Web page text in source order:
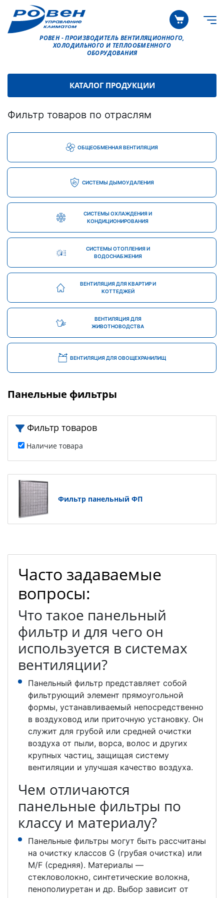
РОВЕН - ПРОИЗВОДИТЕЛЬ ВЕНТИЛЯЦИОННОГО,
ХОЛОДИЛЬНОГО И ТЕПЛООБМЕННОГО
ОБОРУДОВАНИЯ
КАТАЛОГ ПРОДУКЦИИ
Фильтр товаров по отраслям
ОБЩЕОБМЕННАЯ ВЕНТИЛЯЦИЯ
СИСТЕМЫ ДЫМОУДАЛЕНИЯ
СИСТЕМЫ ОХЛАЖДЕНИЯ И
КОНДИЦИОНИРОВАНИЯ
СИСТЕМЫ ОТОПЛЕНИЯ И
ВОДОСНАБЖЕНИЯ
ВЕНТИЛЯЦИЯ ДЛЯ КВАРТИР И
КОТТЕДЖЕЙ
ВЕНТИЛЯЦИЯ ДЛЯ
ЖИВОТНОВОДСТВА
ВЕНТИЛЯЦИЯ ДЛЯ ОВОЩЕХРАНИЛИЩ
Панельные фильтры
Фильтр товаров
Наличие товара
Фильтр панельный ФП
Часто задаваемые
вопросы:
Что такое панельный
фильтр и для чего он
используется в системах
вентиляции?
Панельный фильтр представляет собой
фильтрующий элемент прямоугольной
формы, устанавливаемый непосредственно
в воздуховод или приточную установку. Он
служит для грубой или средней очистки
воздуха от пыли, ворса, волос и других
крупных частиц, защищая систему
вентиляции и улучшая качество воздуха.
Чем отличаются
панельные фильтры по
классу и материалу?
Панельные фильтры могут быть рассчитаны
на очистку классов G (грубая очистка) или
M/F (средняя). Материалы —
стекловолокно, синтетические волокна,
пенополиуретан и др. Выбор зависит от